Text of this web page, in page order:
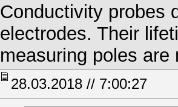
Conductivity probes
electrodes. Their
measuring poles
28.03.2018 // 7:00:27